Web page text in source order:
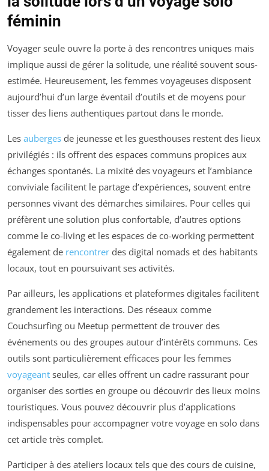
féminin
Voyager seule ouvre la porte à des rencontres uniques mais
implique aussi de gérer la solitude, une réalité souvent sous-
estimée. Heureusement, les femmes voyageuses disposent
aujourd’hui d’un large éventail d’outils et de moyens pour
tisser des liens authentiques partout dans le monde.
Les auberges de jeunesse et les guesthouses restent des lieux
privilégiés : ils offrent des espaces communs propices aux
échanges spontanés. La mixité des voyageurs et l’ambiance
conviviale facilitent le partage d’expériences, souvent entre
personnes vivant des démarches similaires. Pour celles qui
préfèrent une solution plus confortable, d’autres options
comme le co-living et les espaces de co-working permettent
également de rencontrer des digital nomads et des habitants
locaux, tout en poursuivant ses activités.
Par ailleurs, les applications et plateformes digitales facilitent
grandement les interactions. Des réseaux comme
Couchsurfing ou Meetup permettent de trouver des
événements ou des groupes autour d’intérêts communs. Ces
outils sont particulièrement efficaces pour les femmes
voyageant seules, car elles offrent un cadre rassurant pour
organiser des sorties en groupe ou découvrir des lieux moins
touristiques. Vous pouvez découvrir plus d’applications
indispensables pour accompagner votre voyage en solo dans
cet article très complet.
Participer à des ateliers locaux tels que des cours de cuisine,